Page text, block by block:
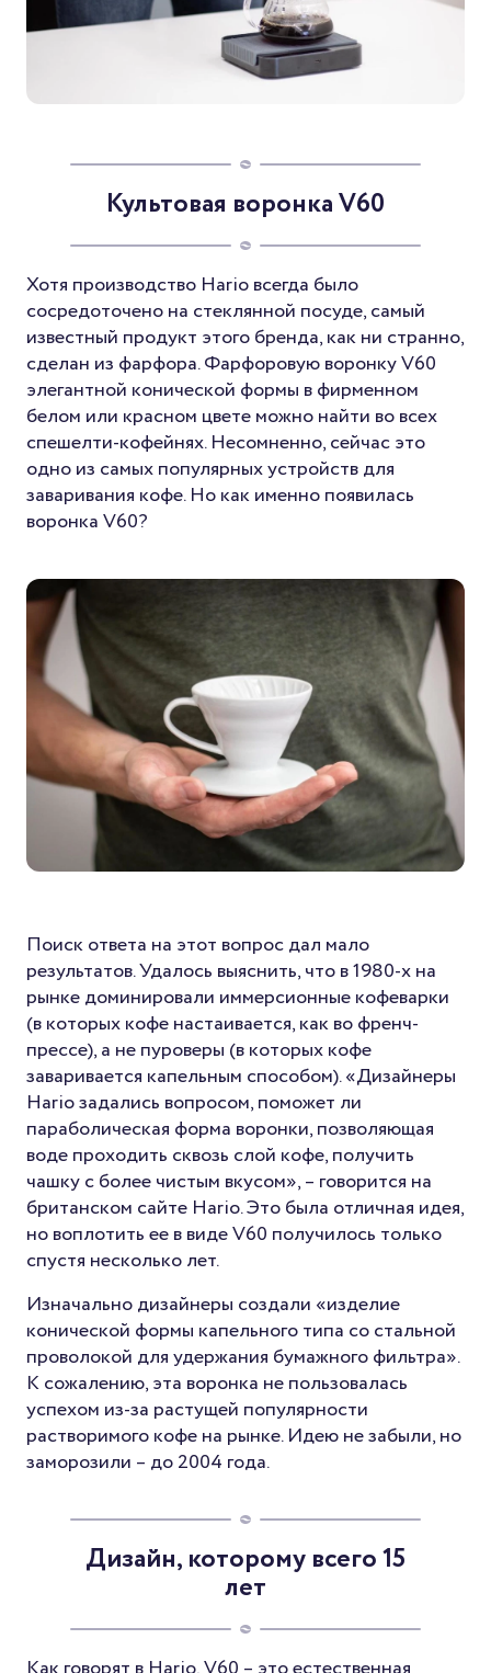
Культовая воронка V60
Хотя производство Hario всегда было
сосредоточено на стеклянной посуде, самый
известный продукт этого бренда, как ни странно,
сделан из фарфора. Фарфоровую воронку V60
элегантной конической формы в фирменном
белом или красном цвете можно найти во всех
спешелти-кофейнях. Несомненно, сейчас это
одно из самых популярных устройств для
заваривания кофе. Но как именно появилась
воронка V60?
Поиск ответа на этот вопрос дал мало
результатов. Удалось выяснить, что в 1980-х на
рынке доминировали иммерсионные кофеварки
(в которых кофе настаивается, как во френч-
прессе), а не пуроверы (в которых кофе
заваривается капельным способом). «Дизайнеры
Hario задались вопросом, поможет ли
параболическая форма воронки, позволяющая
воде проходить сквозь слой кофе, получить
чашку с более чистым вкусом», – говорится на
британском сайте Hario. Это была отличная идея,
но воплотить ее в виде V60 получилось только
спустя несколько лет.
Изначально дизайнеры создали «изделие
конической формы капельного типа со стальной
проволокой для удержания бумажного фильтра».
К сожалению, эта воронка не пользовалась
успехом из-за растущей популярности
растворимого кофе на рынке. Идею не забыли, но
заморозили – до 2004 года.
Дизайн, которому всего 15
лет